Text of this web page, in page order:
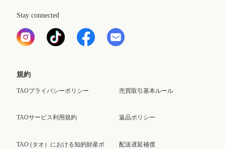
Stay connected
規約
TAOプライバシーポリシー
TAOサービス利用規約
TAO (タオ）における知的財産ポ
売買取引基本ルール
返品ポリシー
配送遅延補償